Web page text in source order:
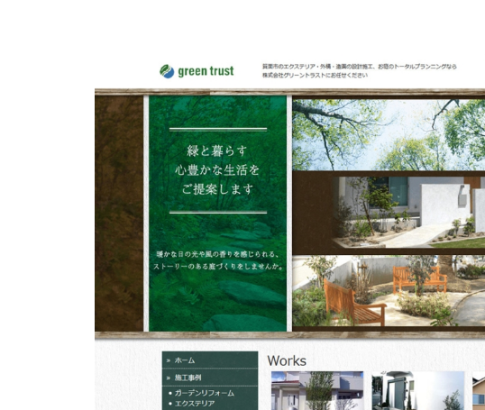
第18回 受賞作品
第16回 応募サイト
第15回 受賞作品